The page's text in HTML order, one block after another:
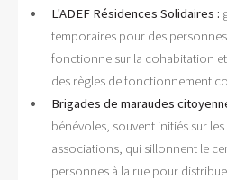
L'ADEF Résidences Solidaires :
temporaires pour des
fonctionne sur la cohabitation et
des règles de fonctionnement
Brigades de maraudes
bénévoles, souvent initiés sur
associations, qui sillonnent le
personnes à la rue pour